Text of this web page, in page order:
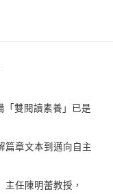
雙閱讀素養」已是
章文本到邁向自主
任陳明蕾教授，